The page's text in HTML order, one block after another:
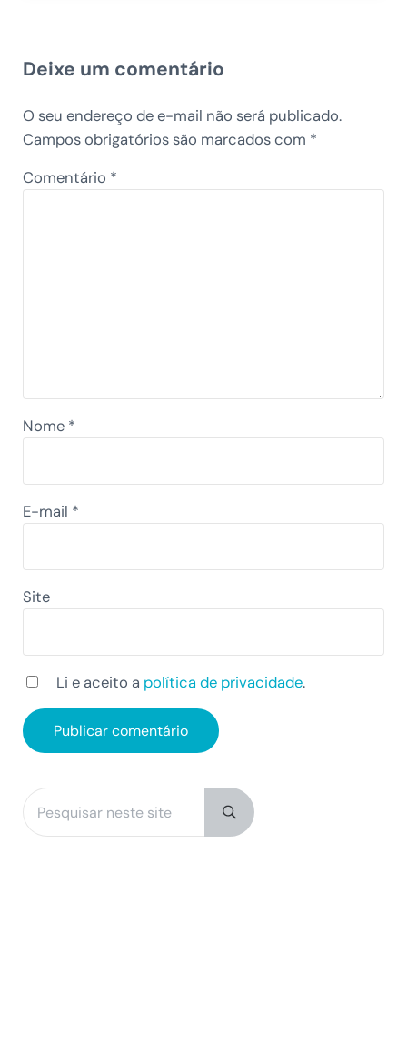
Deixe um comentário
O seu endereço de e-mail não será publicado.
Campos obrigatórios são marcados com *
Comentário *
Nome *
E-mail *
Site
Li e aceito a política de privacidade.
Sidebar
Submit search